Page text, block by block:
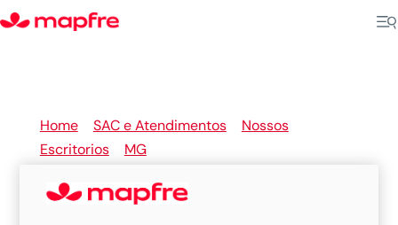
Home> SAC e Atendimentos> Nossos
Escritorios> MG>